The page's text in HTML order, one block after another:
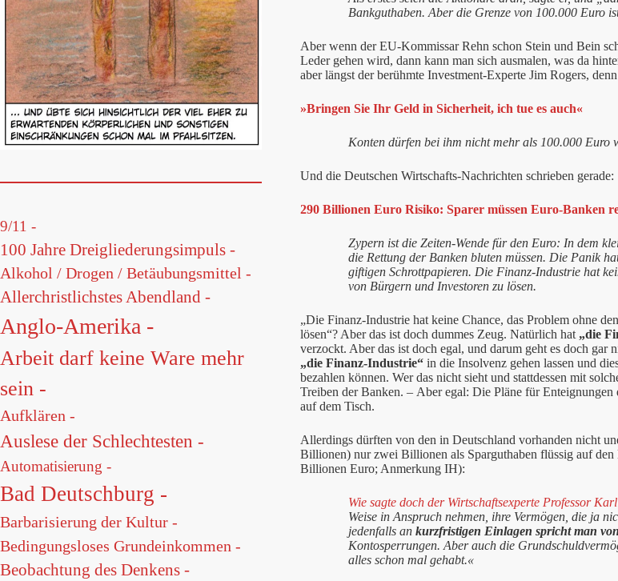
Bankguthaben. Aber die Grenze von 100.000 Euro
Aber wenn der EU-Kommissar Rehn schon Stein und Bein
Leder gehen wird, dann kann man sich ausmalen, was da
aber längst der berühmte Investment-Experte Jim Rogers,
»Bringen Sie Ihr Geld in Sicherheit, ich tue es auch«
Konten dürfen bei ihm nicht mehr als 100.000 Euro
Und die Deutschen Wirtschafts-Nachrichten schrieben gerade:
290 Billionen Euro Risiko: Sparer müssen Euro-Banken
Zypern ist die Zeiten-Wende für den Euro: In dem
die Rettung der Banken bluten müssen. Die Panik
giftigen Schrottpapieren. Die Finanz-Industrie hat
von Bürgern und Investoren zu lösen.
„Die Finanz-Industrie hat keine Chance, das Problem ohne
lösen“? Aber das ist doch dummes Zeug. Natürlich hat „die
verzockt. Aber das ist doch egal, und darum geht es doch gar
„die Finanz-Industrie“ in die Insolvenz gehen lassen und
bezahlen können. Wer das nicht sieht und stattdessen mit
Treiben der Banken. – Aber egal: Die Pläne für
auf dem Tisch.
Allerdings dürften von den in Deutschland vorhanden nicht
Billionen) nur zwei Billionen als Sparguthaben flüssig auf
Billionen Euro; Anmerkung IH):
Wie sagte doch der Wirtschaftsexperte Professor
Weise in Anspruch nehmen, ihre Vermögen, die ja
jedenfalls an kurzfristigen Einlagen spricht man
Kontosperrungen. Aber auch die
alles schon mal gehabt.«
9/11 -
100 Jahre Dreigliederungsimpuls -
Alkohol / Drogen / Betäubungsmittel -
Allerchristlichstes Abendland -
Anglo-Amerika -
Arbeit darf keine Ware mehr
sein -
Aufklären -
Auslese der Schlechtesten -
Automatisierung -
Bad Deutschburg -
Barbarisierung der Kultur -
Bedingungsloses Grundeinkommen -
Beobachtung des Denkens -